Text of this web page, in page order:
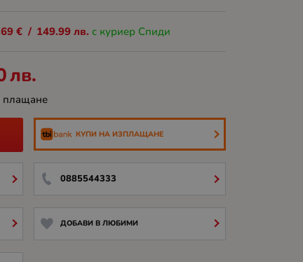
€ / 149.99 лв. с куриер Спиди
лв.
плащане
КУПИ НА ИЗПЛАЩАНЕ
0885544333
ДОБАВИ В ЛЮБИМИ